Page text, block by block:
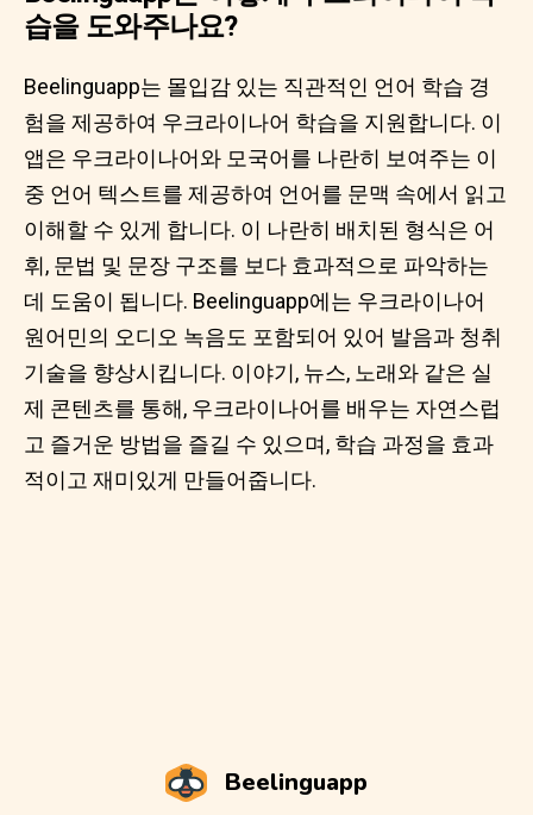
습을 도와주나요?
Beelinguapp는 몰입감 있는 직관적인 언어 학습 경
험을 제공하여 우크라이나어 학습을 지원합니다. 이
앱은 우크라이나어와 모국어를 나란히 보여주는 이
중 언어 텍스트를 제공하여 언어를 문맥 속에서 읽고
이해할 수 있게 합니다. 이 나란히 배치된 형식은 어
휘, 문법 및 문장 구조를 보다 효과적으로 파악하는
데 도움이 됩니다. Beelinguapp에는 우크라이나어
원어민의 오디오 녹음도 포함되어 있어 발음과 청취
기술을 향상시킵니다. 이야기, 뉴스, 노래와 같은 실
제 콘텐츠를 통해, 우크라이나어를 배우는 자연스럽
고 즐거운 방법을 즐길 수 있으며, 학습 과정을 효과
적이고 재미있게 만들어줍니다.
Beelinguapp